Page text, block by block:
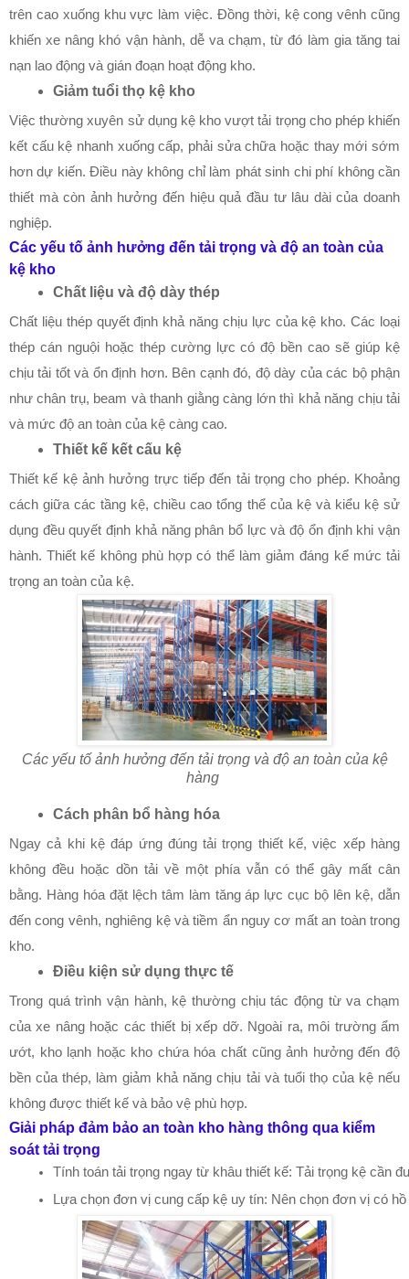
trên cao xuống khu vực làm việc. Đồng thời, kệ cong vênh cũng
khiến xe nâng khó vận hành, dễ va chạm, từ đó làm gia tăng tai
nạn lao động và gián đoạn hoạt động kho.
Giảm tuổi thọ kệ kho
Việc thường xuyên sử dụng kệ kho vượt tải trọng cho phép khiến
kết cấu kệ nhanh xuống cấp, phải sửa chữa hoặc thay mới sớm
hơn dự kiến. Điều này không chỉ làm phát sinh chi phí không cần
thiết mà còn ảnh hưởng đến hiệu quả đầu tư lâu dài của doanh
nghiệp.
Các yếu tố ảnh hưởng đến tải trọng và độ an toàn của
kệ kho
Chất liệu và độ dày thép
Chất liệu thép quyết định khả năng chịu lực của kệ kho. Các loại
thép cán nguội hoặc thép cường lực có độ bền cao sẽ giúp kệ
chịu tải tốt và ổn định hơn. Bên cạnh đó, độ dày của các bộ phận
như chân trụ, beam và thanh giằng càng lớn thì khả năng chịu tải
và mức độ an toàn của kệ càng cao.
Thiết kế kết cấu kệ
Thiết kế kệ ảnh hưởng trực tiếp đến tải trọng cho phép. Khoảng
cách giữa các tầng kệ, chiều cao tổng thể của kệ và kiểu kệ sử
dụng đều quyết định khả năng phân bổ lực và độ ổn định khi vận
hành. Thiết kế không phù hợp có thể làm giảm đáng kể mức tải
trọng an toàn của kệ.
Các yếu tố ảnh hưởng đến tải trọng và độ an toàn của kệ
hàng
Cách phân bổ hàng hóa
Ngay cả khi kệ đáp ứng đúng tải trọng thiết kế, việc xếp hàng
không đều hoặc dồn tải về một phía vẫn có thể gây mất cân
bằng. Hàng hóa đặt lệch tâm làm tăng áp lực cục bộ lên kệ, dẫn
đến cong vênh, nghiêng kệ và tiềm ẩn nguy cơ mất an toàn trong
kho.
Điều kiện sử dụng thực tế
Trong quá trình vận hành, kệ thường chịu tác động từ va chạm
của xe nâng hoặc các thiết bị xếp dỡ. Ngoài ra, môi trường ẩm
ướt, kho lạnh hoặc kho chứa hóa chất cũng ảnh hưởng đến độ
bền của thép, làm giảm khả năng chịu tải và tuổi thọ của kệ nếu
không được thiết kế và bảo vệ phù hợp.
Giải pháp đảm bảo an toàn kho hàng thông qua kiểm
soát tải trọng
Tính toán tải trọng ngay từ khâu thiết kế: Tải trọng kệ cần
Lựa chọn đơn vị cung cấp kệ uy tín: Nên chọn đơn vị có